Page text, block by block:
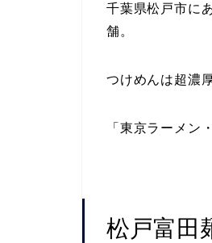
千葉県松戸市に
舗。
つけめんは超濃
「東京ラーメン
松戸富田